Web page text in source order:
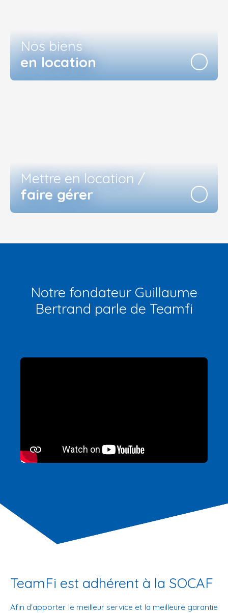
Nos biens
en location
Mettre en location /
faire gérer
Notre fondateur Guillaume
Bertrand parle de Teamfi
TeamFi est adhérent à la SOCAF
Afin d'apporter le meilleur service et la meilleure garantie